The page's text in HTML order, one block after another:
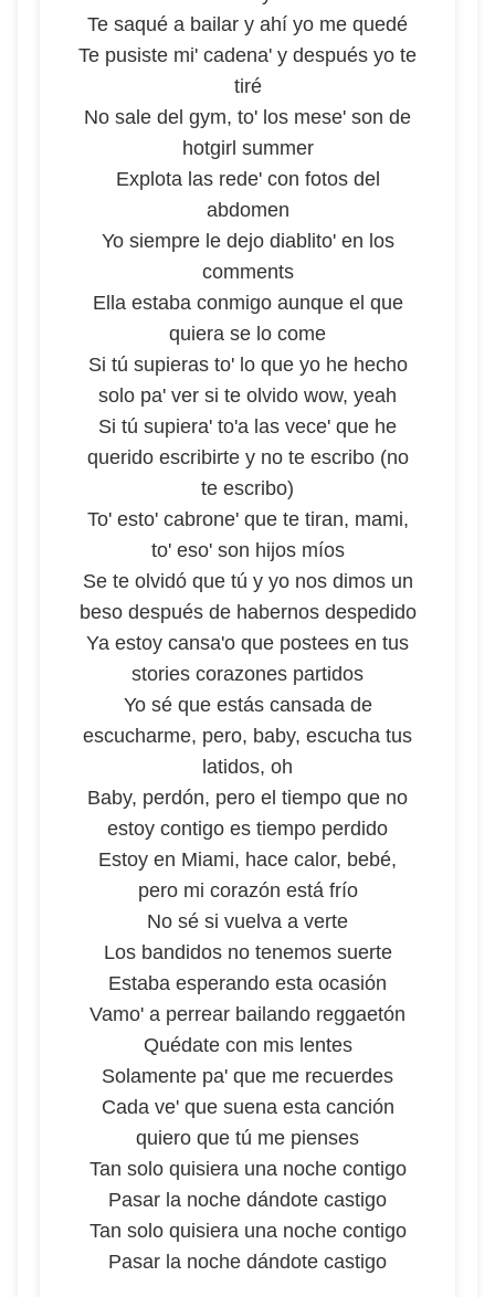
Te saqué a bailar y ahí yo me quedé
Te pusiste mi' cadena' y después yo te
tiré
No sale del gym, to' los mese' son de
hotgirl summer
Explota las rede' con fotos del
abdomen
Yo siempre le dejo diablito' en los
comments
Ella estaba conmigo aunque el que
quiera se lo come
Si tú supieras to' lo que yo he hecho
solo pa' ver si te olvido wow, yeah
Si tú supiera' to'a las vece' que he
querido escribirte y no te escribo (no
te escribo)
To' esto' cabrone' que te tiran, mami,
to' eso' son hijos míos
Se te olvidó que tú y yo nos dimos un
beso después de habernos despedido
Ya estoy cansa'o que postees en tus
stories corazones partidos
Yo sé que estás cansada de
escucharme, pero, baby, escucha tus
latidos, oh
Baby, perdón, pero el tiempo que no
estoy contigo es tiempo perdido
Estoy en Miami, hace calor, bebé,
pero mi corazón está frío
No sé si vuelva a verte
Los bandidos no tenemos suerte
Estaba esperando esta ocasión
Vamo' a perrear bailando reggaetón
Quédate con mis lentes
Solamente pa' que me recuerdes
Cada ve' que suena esta canción
quiero que tú me pienses
Tan solo quisiera una noche contigo
Pasar la noche dándote castigo
Tan solo quisiera una noche contigo
Pasar la noche dándote castigo